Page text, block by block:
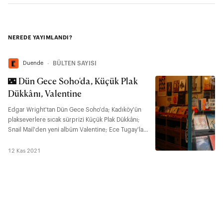
NEREDE YAYIMLANDI?
Duende ∙ BÜLTEN SAYISI
🌃 Dün Gece Soho'da, Küçük Plak
Dükkânı, Valentine
Edgar Wright'tan Dün Gece Soho'da; Kadıköy'ün
plakseverlere sıcak sürprizi Küçük Plak Dükkânı;
Snail Mail'den yeni albüm Valentine; Ece Tugay'la
12 Kas 2021